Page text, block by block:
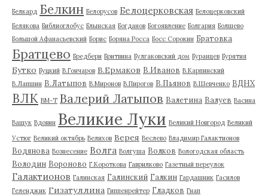
Белкард Белкин Белорусов Белоцерковская Белоцерковский
Белякова Библиоглобус Блынская Богданов Богоявление Болгария Болшево
Большой Афанасьевский Борис Боряна Росса Босс Сорокин Братовка
Братцево Бредбери Бритвина Булгаковский дом Буранцев Бурятия
Бутко Буцкий В.Гончаров В.Ермаков В.Иванов В.Карпинский
В.Лапшин В.Латыпов В.Миронов В.Пирогов В.Пьянов В.Шевченко ВДНХ
ВЛК ВМ-Т Валерий Латыпов Валетина Валуев Васина
Ващук Вдовин Великие Луки Великий Новгород Великий
Устюг Великий октябрь Велихов Верея Веслево Владимир Галактионов
Водянова Вознесение Волга Волгуша Волков Вологодская область
Володин Вороново Г.Короткова Гаврилково Газетный переулок
Галактионов Галинская Галинский Галкин Гардашник Гасилов
Геленджик Гизатуллина Гиппенрейтер Гладков Гнап